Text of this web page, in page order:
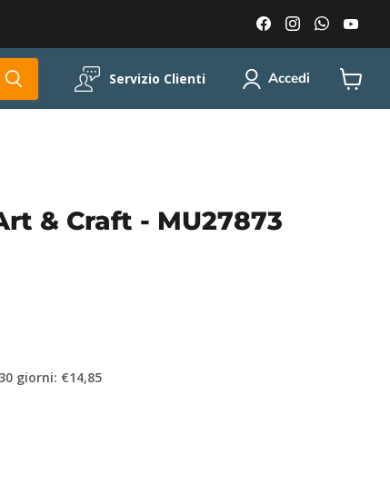
Trovaci
su
Facebook
Trovaci
su
Instagram
Trovaci
su
Servizio Clienti Accedi
il
& Craft - MU27873
giorni: €14,85